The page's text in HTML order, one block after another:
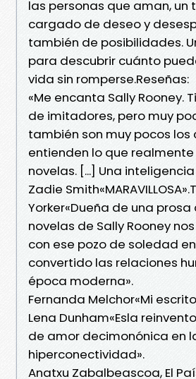
las personas que aman, un
cargado de deseo y
también de posibilidades.
para descubrir cuánto
vida sin romperse.Reseñas:
«Me encanta Sally Rooney.
de imitadores, pero muy
también son muy pocos los
entienden lo que
novelas. [...] Una
Zadie
Yorker«Dueña de una
novelas de Sally Rooney
con ese pozo de soledad
convertido las relaciones
época moderna».
Fernanda Melchor«Mi
Lena Dunham«Esla
de amor decimonónica en
hiperconectividad».
Anatxu Zabalbeascoa, El